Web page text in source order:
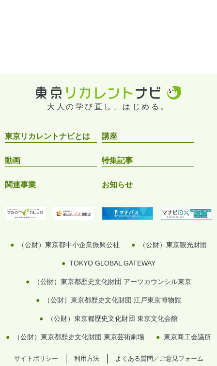
大人の学び直し、はじめる。
東京リカレントナビとは 講座
動画 特集記事
関連事業 お知らせ
（公財）東京都中小企業振興公社 （公財）東京観光財団
TOKYO GLOBAL GATEWAY
（公財）東京都歴史文化財団 アーツカウンシル東京
（公財）東京都歴史文化財団 江戸東京博物館
（公財）東京都歴史文化財団 東京文化会館
（公財）東京都歴史文化財団 東京芸術劇場 東京商工会議所
サイトポリシー 利用方法 よくある質問／ご意見フォーム